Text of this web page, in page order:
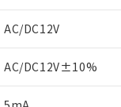
AC/DC12V
AC/DC12V±10%
ご利用条件
以下の条件をお読
対応予定：EU
対応予定なし：
調査・確認中：
非該当品：ライセ
※1 中国